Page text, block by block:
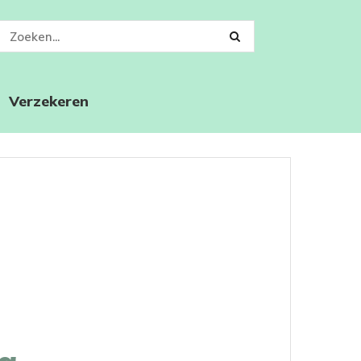
Verzekeren